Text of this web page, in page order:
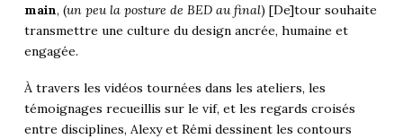
main, (un peu la posture de BED au final) [De]tour souhaite
transmettre une culture du design ancrée, humaine et
engagée.
À travers les vidéos tournées dans les ateliers, les
témoignages recueillis sur le vif, et les regards croisés
entre disciplines, Alexy et Rémi dessinent les contours